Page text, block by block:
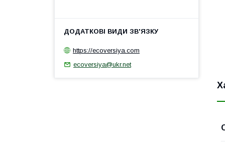
https://ecoversiya.com
ecoversiya@ukr.net